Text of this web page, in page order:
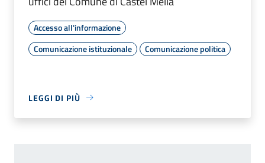
Accesso all'informazione
Comunicazione istituzionale
Comunicazione politica
LEGGI DI PIÙ